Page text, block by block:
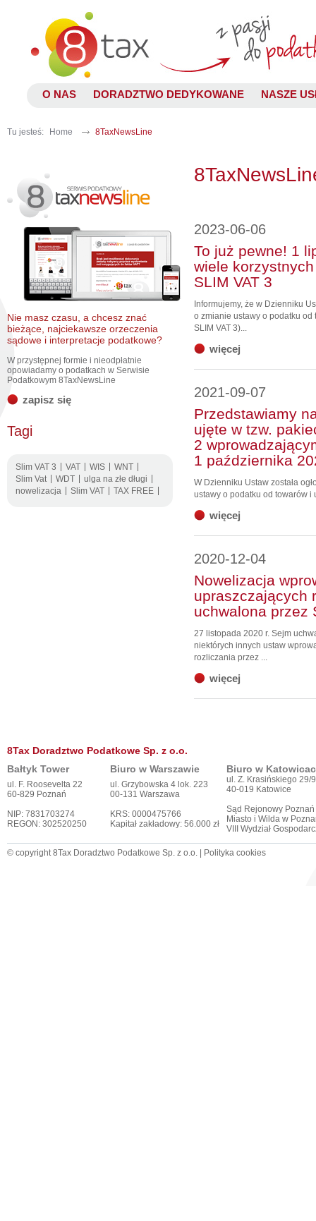
O NAS DORADZTWO DEDYKOWANE NASZE
Tu jesteś: Home 8TaxNewsLine
Nie masz czasu, a chcesz znać
bieżące, najciekawsze orzeczenia
sądowe i interpretacje podatkowe?
W przystępnej formie i nieodpłatnie
opowiadamy o podatkach w Serwisie
Podatkowym 8TaxNewsLine
zapisz się
Tagi
Slim VAT 3 VAT WIS
WNT
Slim Vat
WDT
ulga na złe długi
nowelizacja
Slim VAT TAX FREE
2023-06-06
To już pewne! 1
wiele
SLIM VAT 3
Informujemy, że w Dzienniku
o zmianie ustawy o podatku od
SLIM VAT 3)...
więcej
2021-09-07
Przedstawiamy
ujęte w tzw.
2
1 października
W Dzienniku Ustaw została
ustawy o podatku od towarów i
więcej
2020-12-04
Nowelizacja
upraszczających
uchwalona przez
27 listopada 2020 r. Sejm
niektórych innych ustaw
rozliczania przez ...
więcej
8Tax Doradztwo Podatkowe Sp. z o.o.
Bałtyk Tower
Biuro w Warszawie Biuro w
ul. F. Roosevelta 22
60-829 Poznań
NIP: 7831703274
REGON: 302520250
ul. Grzybowska 4 lok. 223
00-131 Warszawa
KRS: 0000475766
Kapitał zakładowy: 56.000 zł
ul. Z. Krasińskiego 29/9
40-019 Katowice
Sąd Rejonowy
Miasto i Wilda w
VIII Wydział
© copyright 8Tax Doradztwo Podatkowe Sp. z o.o. | Polityka cookies